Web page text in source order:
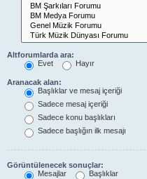
Altforumlarda ara:
Evet
Hayır
Aranacak alan:
Başlıklar ve mesaj içeriği
Sadece mesaj içeriği
Sadece konu başlıkları
Sadece başlığın ilk mesajı
Görüntülenecek sonuçlar:
Mesajlar
Başlıklar